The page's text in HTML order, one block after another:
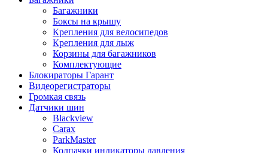
Багажники
Боксы на крышу
Крепления для велосипедов
Крепления для лыж
Корзины для багажников
Комплектующие
Блокираторы Гарант
Видеорегистраторы
Громкая связь
Датчики шин
Blackview
Carax
ParkMaster
Колпачки индикаторы давления